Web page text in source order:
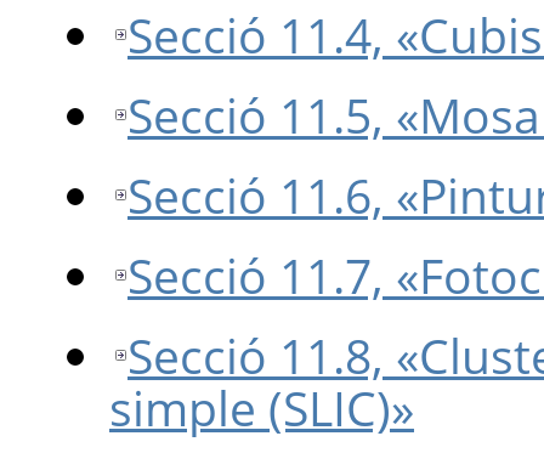
Secció 11.4,
Secció 11.5,
Secció 11.6,
Secció 11.7,
Secció 11.8,
simple (SLIC)»